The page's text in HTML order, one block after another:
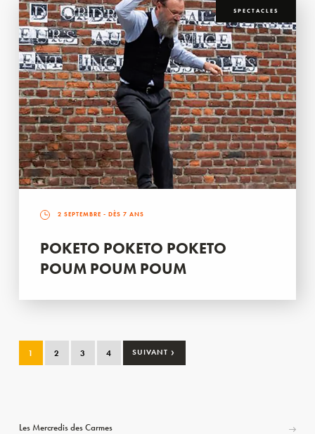
SPECTACLES
2 SEPTEMBRE - DÈS 7 ANS
POKETO POKETO POKETO
POUM POUM POUM
1 2 3 4 SUIVANT ›
Les Mercredis des Carmes